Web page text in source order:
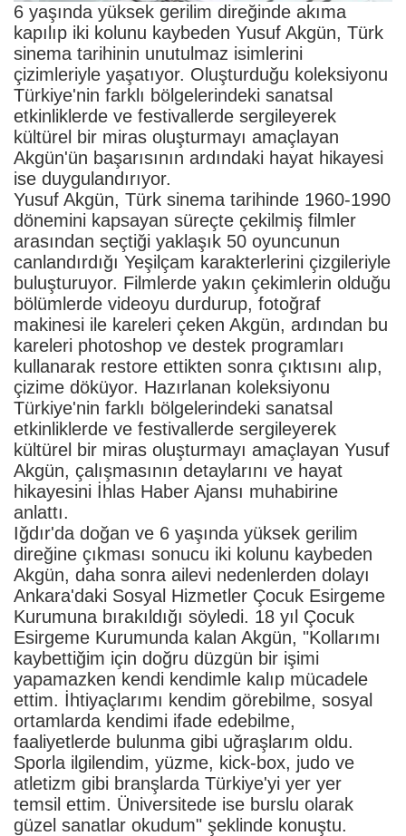
6 yaşında yüksek gerilim direğinde akıma
kapılıp iki kolunu kaybeden Yusuf Akgün, Türk
sinema tarihinin unutulmaz isimlerini
çizimleriyle yaşatıyor. Oluşturduğu koleksiyonu
Türkiye'nin farklı bölgelerindeki sanatsal
etkinliklerde ve festivallerde sergileyerek
kültürel bir miras oluşturmayı amaçlayan
Akgün'ün başarısının ardındaki hayat hikayesi
ise duygulandırıyor.
Yusuf Akgün, Türk sinema tarihinde 1960-1990
dönemini kapsayan süreçte çekilmiş filmler
arasından seçtiği yaklaşık 50 oyuncunun
canlandırdığı Yeşilçam karakterlerini çizgileriyle
buluşturuyor. Filmlerde yakın çekimlerin olduğu
bölümlerde videoyu durdurup, fotoğraf
makinesi ile kareleri çeken Akgün, ardından bu
kareleri photoshop ve destek programları
kullanarak restore ettikten sonra çıktısını alıp,
çizime döküyor. Hazırlanan koleksiyonu
Türkiye'nin farklı bölgelerindeki sanatsal
etkinliklerde ve festivallerde sergileyerek
kültürel bir miras oluşturmayı amaçlayan Yusuf
Akgün, çalışmasının detaylarını ve hayat
hikayesini İhlas Haber Ajansı muhabirine
anlattı.
Iğdır'da doğan ve 6 yaşında yüksek gerilim
direğine çıkması sonucu iki kolunu kaybeden
Akgün, daha sonra ailevi nedenlerden dolayı
Ankara'daki Sosyal Hizmetler Çocuk Esirgeme
Kurumuna bırakıldığı söyledi. 18 yıl Çocuk
Esirgeme Kurumunda kalan Akgün, "Kollarımı
kaybettiğim için doğru düzgün bir işimi
yapamazken kendi kendimle kalıp mücadele
ettim. İhtiyaçlarımı kendim görebilme, sosyal
ortamlarda kendimi ifade edebilme,
faaliyetlerde bulunma gibi uğraşlarım oldu.
Sporla ilgilendim, yüzme, kick-box, judo ve
atletizm gibi branşlarda Türkiye'yi yer yer
temsil ettim. Üniversitede ise burslu olarak
güzel sanatlar okudum" şeklinde konuştu.